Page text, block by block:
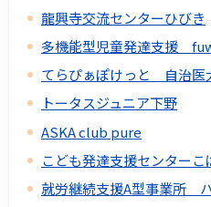
龍興寺交流センターひびき
多機能型児童発達支援
てらぴぁぽけっと 自治医
トータスジュニア下野
ASKA club pure
こども発達支援センターこ
就労継続支援A型事業所